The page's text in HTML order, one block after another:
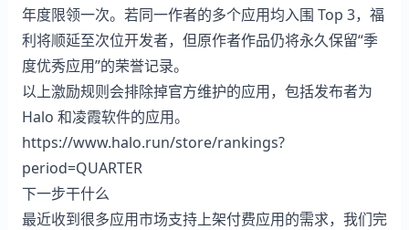
年度限领一次。若同一作者的多个应用均入围 Top 3，福
利将顺延至次位开发者，但原作者作品仍将永久保留“季
度优秀应用”的荣誉记录。
以上激励规则会排除掉官方维护的应用，包括发布者为
Halo 和凌霞软件的应用。
https://www.halo.run/store/rankings?
period=QUARTER
下一步干什么
最近收到很多应用市场支持上架付费应用的需求，我们完